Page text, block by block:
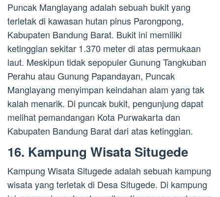
Puncak Manglayang adalah sebuah bukit yang
terletak di kawasan hutan pinus Parongpong,
Kabupaten Bandung Barat. Bukit ini memiliki
ketinggian sekitar 1.370 meter di atas permukaan
laut. Meskipun tidak sepopuler Gunung Tangkuban
Perahu atau Gunung Papandayan, Puncak
Manglayang menyimpan keindahan alam yang tak
kalah menarik. Di puncak bukit, pengunjung dapat
melihat pemandangan Kota Purwakarta dan
Kabupaten Bandung Barat dari atas ketinggian.
16. Kampung Wisata Situgede
Kampung Wisata Situgede adalah sebuah kampung
wisata yang terletak di Desa Situgede. Di kampung